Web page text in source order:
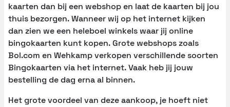
kaarten dan bij een webshop en laat de kaarten bij jou
thuis bezorgen. Wanneer wij op het internet kijken
dan zien we een heleboel winkels waar jij online
bingokaarten kunt kopen. Grote webshops zoals
Bol.com en Wehkamp verkopen verschillende soorten
Bingokaarten via het internet. Vaak heb jij jouw
bestelling de dag erna al binnen.
Het grote voordeel van deze aankoop, je hoeft niet